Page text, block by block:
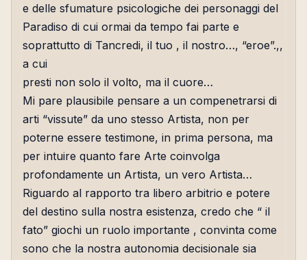
e delle sfumature psicologiche dei personaggi del
Paradiso di cui ormai da tempo fai parte e
soprattutto di Tancredi, il tuo , il nostro…, “eroe”.,,
a cui
presti non solo il volto, ma il cuore…
Mi pare plausibile pensare a un compenetrarsi di
arti “vissute” da uno stesso Artista, non per
poterne essere testimone, in prima persona, ma
per intuire quanto fare Arte coinvolga
profondamente un Artista, un vero Artista…
Riguardo al rapporto tra libero arbitrio e potere
del destino sulla nostra esistenza, credo che “ il
fato” giochi un ruolo importante , convinta come
sono che la nostra autonomia decisionale sia